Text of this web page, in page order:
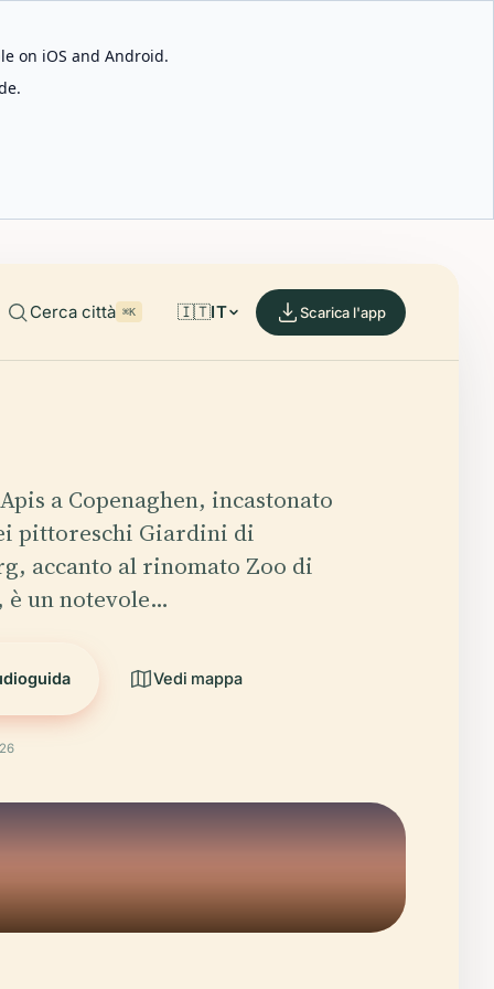
on iOS and Android.
Cerca città ⌘K 🇮🇹IT Scarica l'app
a Copenaghen, incastonato
pittoreschi Giardini di
accanto al rinomato Zoo di
è un notevole…
Vedi mappa